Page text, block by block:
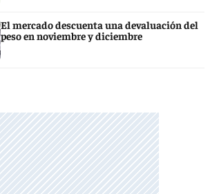
El mercado descuenta una devaluación del
peso en noviembre y diciembre